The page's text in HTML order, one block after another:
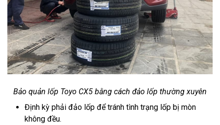
Bảo quản lốp Toyo CX5 bằng cách đảo lốp thường xuyên
Định kỳ phải đảo lốp để tránh tình trạng lốp bị mòn
không đều.